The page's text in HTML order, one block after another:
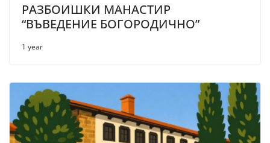
РАЗБОИШКИ МАНАСТИР
“ВЪВЕДЕНИЕ БОГОРОДИЧНО”
1 year